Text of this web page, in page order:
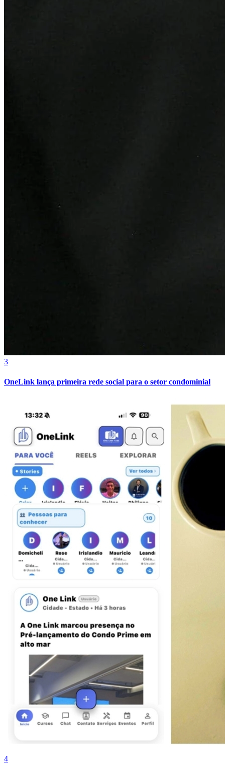
Bahia
Fortaleza
3
OneLink lança primeira rede social para o setor condominial
4